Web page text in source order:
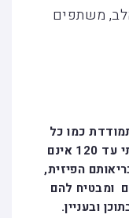
את הלב, משתפים
כמו כל
העולם עם מגפת הקורונה, דיירי בתי עד 120 אינם
הפיזית,
ומבטיח להם
ובעניין.